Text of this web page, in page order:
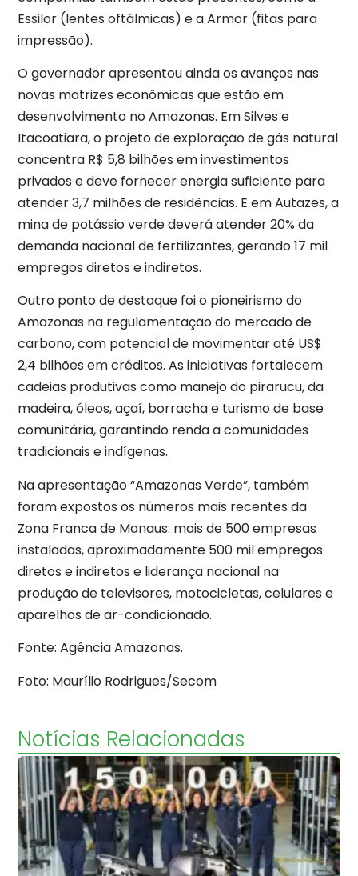
Essilor (lentes oftálmicas) e a Armor (fitas para
impressão).
O governador apresentou ainda os avanços nas
novas matrizes econômicas que estão em
desenvolvimento no Amazonas. Em Silves e
Itacoatiara, o projeto de exploração de gás natural
concentra R$ 5,8 bilhões em investimentos
privados e deve fornecer energia suficiente para
atender 3,7 milhões de residências. E em Autazes, a
mina de potássio verde deverá atender 20% da
demanda nacional de fertilizantes, gerando 17 mil
empregos diretos e indiretos.
Outro ponto de destaque foi o pioneirismo do
Amazonas na regulamentação do mercado de
carbono, com potencial de movimentar até US$
2,4 bilhões em créditos. As iniciativas fortalecem
cadeias produtivas como manejo do pirarucu, da
madeira, óleos, açaí, borracha e turismo de base
comunitária, garantindo renda a comunidades
tradicionais e indígenas.
Na apresentação “Amazonas Verde”, também
foram expostos os números mais recentes da
Zona Franca de Manaus: mais de 500 empresas
instaladas, aproximadamente 500 mil empregos
diretos e indiretos e liderança nacional na
produção de televisores, motocicletas, celulares e
aparelhos de ar-condicionado.
Fonte: Agência Amazonas.
Foto: Maurílio Rodrigues/Secom
Notícias Relacionadas